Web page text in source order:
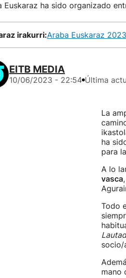
Euskaraz ha sido organizado
irakurri:Araba Euskaraz
EITB MEDIA
10/06/2023 - 22:54 Última
La
ha
para la
A lo
vasca
Todo
socio/
mano